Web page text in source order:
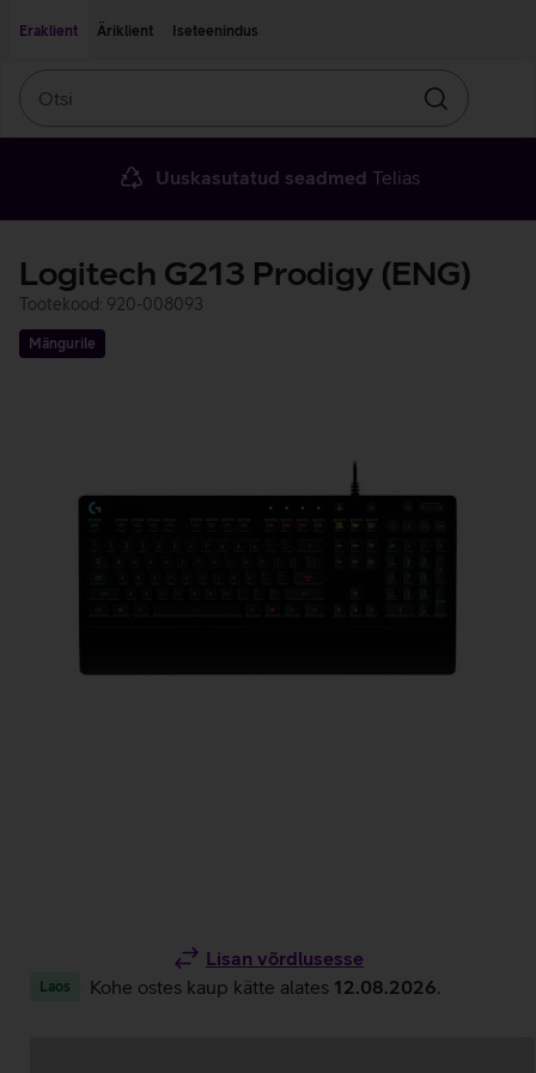
Eraklient
Äriklient Iseteenindus
Otsin
Uuskasutatud seadmed Telias
Logitech G213 Prodigy (ENG)
Tootekood: 920-008093
Mängurile
Lisan võrdlusesse
Laos Kohe ostes kaup kätte alates 12.08.2026